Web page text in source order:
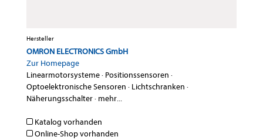
Hersteller
OMRON ELECTRONICS GmbH
Zur Homepage
Linearmotorsysteme· Positionssensoren ·
Optoelektronische Sensoren · Lichtschranken ·
Näherungsschalter· mehr...
Katalog vorhanden
Online-Shop vorhanden